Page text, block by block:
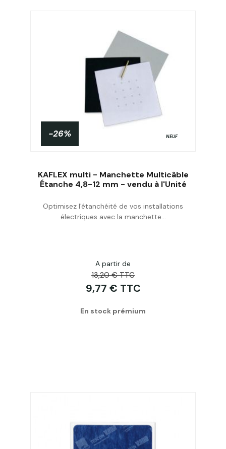
Acheter
-26% NEUF
KAFLEX multi - Manchette Multicâble
Étanche 4,8-12 mm - vendu à l'Unité
Optimisez l'étanchéité de vos installations
électriques avec la manchette...
A partir de
13,20 € TTC
9,77 € TTC
En stock prémium